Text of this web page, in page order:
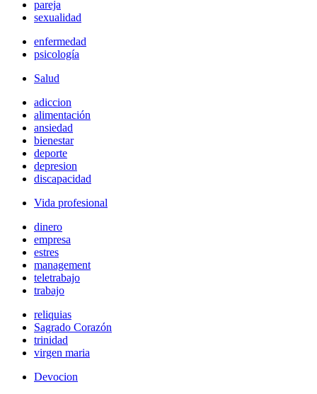
pareja
sexualidad
enfermedad
psicología
Salud
adiccion
alimentación
ansiedad
bienestar
deporte
depresion
discapacidad
Vida profesional
dinero
empresa
estres
management
teletrabajo
trabajo
reliquias
Sagrado Corazón
trinidad
virgen maria
Devocion